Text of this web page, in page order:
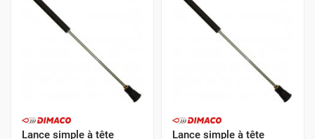
Lance simple à tête Lance simple à tête